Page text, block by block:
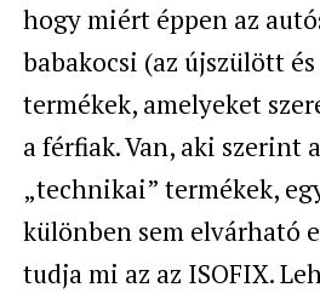
hogy miért éppen az
babakocsi (az újszülött
termékek, amelyeket
a férfiak. Van, aki szerint
„technikai” termékek,
különben sem elvárható
tudja mi az az ISOFIX.